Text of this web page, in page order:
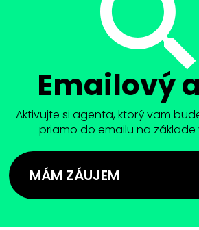
Emailový
Aktivujte si agenta, ktorý vam
priamo do emailu na základe
MÁM ZÁUJEM